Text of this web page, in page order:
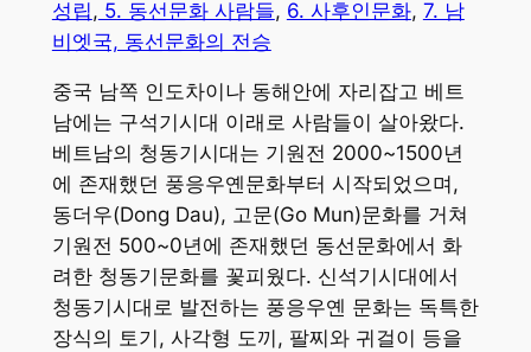
성립, 5. 동선문화 사람들, 6. 사후인문화, 7. 남
비엣국, 동선문화의 전승
중국 남쪽 인도차이나 동해안에 자리잡고 베트
남에는 구석기시대 이래로 사람들이 살아왔다.
베트남의 청동기시대는 기원전 2000~1500년
에 존재했던 풍응우옌문화부터 시작되었으며,
동더우(Dong Dau), 고문(Go Mun)문화를 거쳐
기원전 500~0년에 존재했던 동선문화에서 화
려한 청동기문화를 꽃피웠다. 신석기시대에서
청동기시대로 발전하는 풍응우옌 문화는 독특한
장식의 토기, 사각형 도끼, 팔찌와 귀걸이 등을